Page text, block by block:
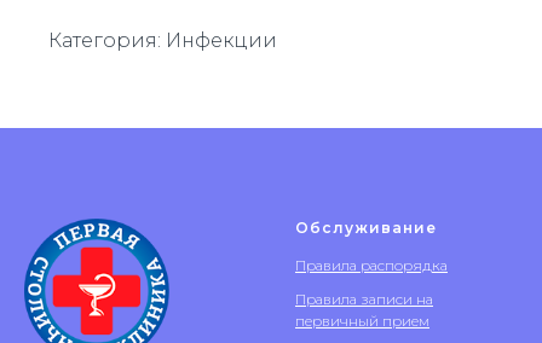
Категория: Инфекции
Обслуживание
Правила распорядка
Правила записи на
первичный прием